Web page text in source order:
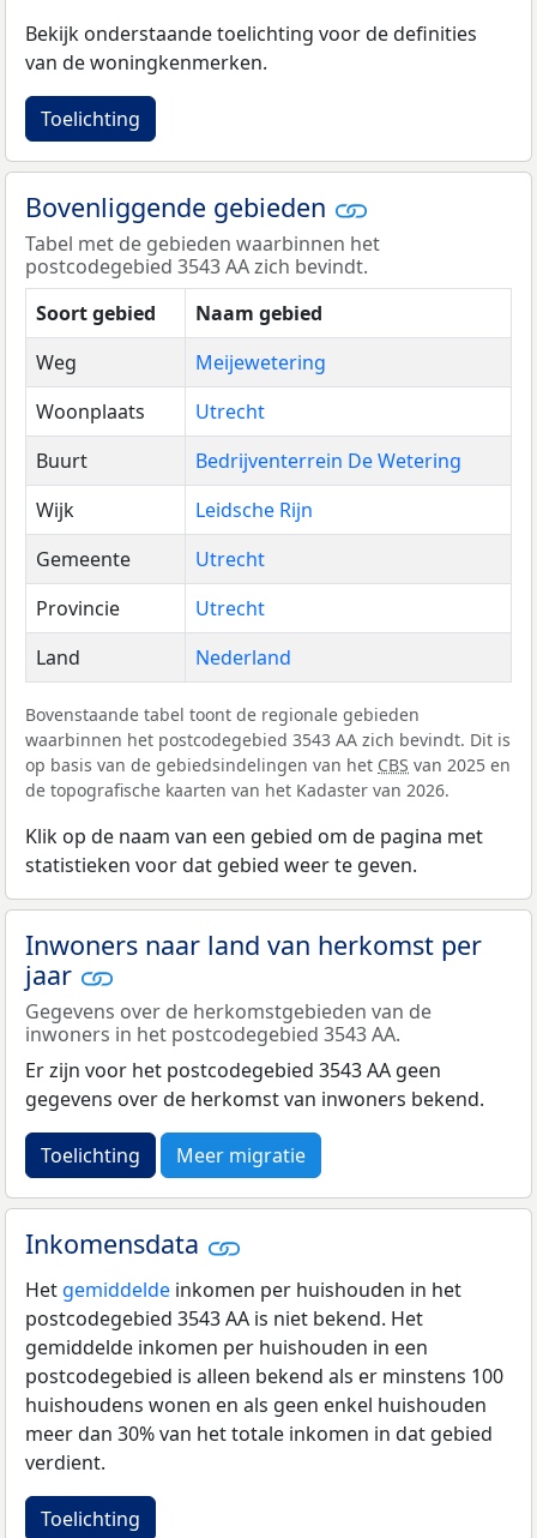
Bekijk onderstaande toelichting voor de definities
van de woningkenmerken.
Toelichting
Bovenliggende gebieden
Tabel met de gebieden waarbinnen het
postcodegebied 3543 AA zich bevindt.
Soort gebied
Naam gebied
Weg
Meijewetering
Woonplaats
Utrecht
Buurt
Bedrijventerrein De Wetering
Wijk
Leidsche Rijn
Gemeente
Utrecht
Provincie
Utrecht
Land
Nederland
Bovenstaande tabel toont de regionale gebieden
waarbinnen het postcodegebied 3543 AA zich bevindt. Dit is
op basis van de gebiedsindelingen van het CBS van 2025 en
de topografische kaarten van het Kadaster van 2026.
Klik op de naam van een gebied om de pagina met
statistieken voor dat gebied weer te geven.
Inwoners naar land van herkomst per
jaar
Gegevens over de herkomstgebieden van de
inwoners in het postcodegebied 3543 AA.
Er zijn voor het postcodegebied 3543 AA geen
gegevens over de herkomst van inwoners bekend.
Toelichting Meer migratie
Inkomensdata
Het gemiddelde inkomen per huishouden in het
postcodegebied 3543 AA is niet bekend. Het
gemiddelde inkomen per huishouden in een
postcodegebied is alleen bekend als er minstens 100
huishoudens wonen en als geen enkel huishouden
meer dan 30% van het totale inkomen in dat gebied
verdient.
Toelichting